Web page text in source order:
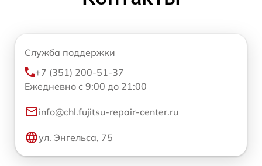
Служба поддержки
+7 (351) 200-51-37
Ежедневно с 9:00 до 21:00
info@chl.fujitsu-repair-center.ru
ул. Энгельса, 75